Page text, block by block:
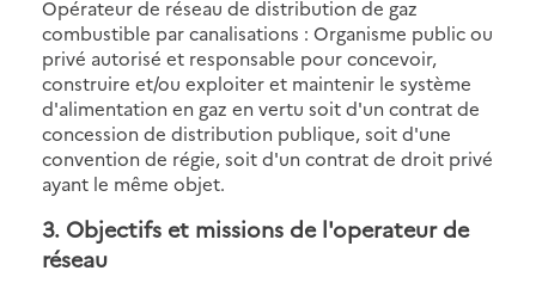
Opérateur de réseau de distribution de gaz
combustible par canalisations : Organisme public ou
privé autorisé et responsable pour concevoir,
construire et/ou exploiter et maintenir le système
d'alimentation en gaz en vertu soit d'un contrat de
concession de distribution publique, soit d'une
convention de régie, soit d'un contrat de droit privé
ayant le même objet.
3. Objectifs et missions de l'operateur de
réseau